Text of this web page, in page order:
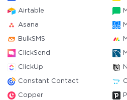
Airtable
Asana
BulkSMS
ClickSend
ClickUp
Constant Contact
Copper